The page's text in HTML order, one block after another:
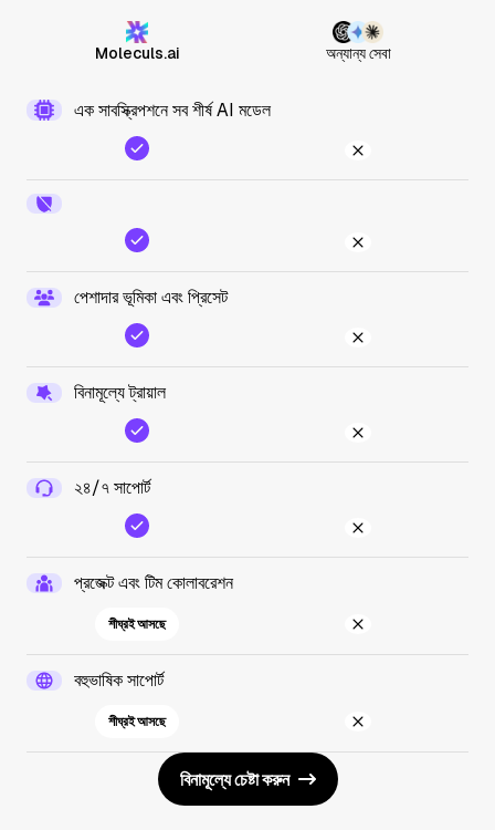
Moleculs.ai অন্যান্য সেবা
এক সাবস্ক্রিপশনে সব শীর্ষ AI মডেল
পেশাদার ভূমিকা এবং প্রিসেট
বিনামূল্যে ট্রায়াল
২৪/৭ সাপোর্ট
প্রজেক্ট এবং টিম কোলাবরেশন
শীঘ্রই আসছে
বহুভাষিক সাপোর্ট
শীঘ্রই আসছে
বিনামূল্যে চেষ্টা করুন